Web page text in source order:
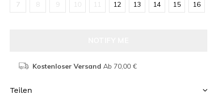
7 8 9 10 11 12 13 14 15 16
Kostenloser Versand Ab 70,00 €
Teilen